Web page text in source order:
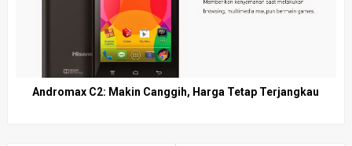
Andromax C2: Makin Canggih, Harga Tetap Terjangkau